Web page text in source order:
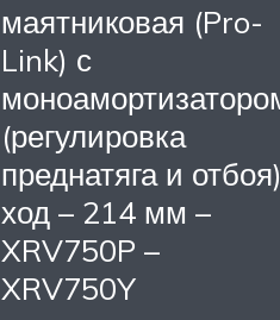
маятниковая (Pro-
Link) с
(регулировка
преднатяга и
ход – 214 мм –
XRV750P –
XRV750Y